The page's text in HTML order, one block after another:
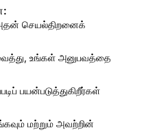
இணைய உலாவியைப்
சிறந்த அனுபவத்திற்காக
செயல்திறனைக்
உங்கள் அனுபவத்தை
பயன்படுத்துகிறீர்கள்
மற்றும் அவற்றின்